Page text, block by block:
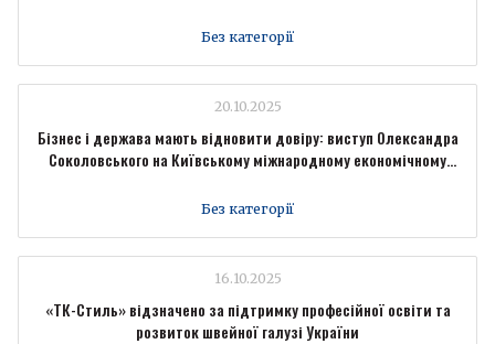
Без категорії
20.10.2025
Бізнес і держава мають відновити довіру: виступ Олександра
Соколовського на Київському міжнародному економічному
Без категорії
16.10.2025
«ТК-Стиль» відзначено за підтримку професійної освіти та
розвиток швейної галузі України